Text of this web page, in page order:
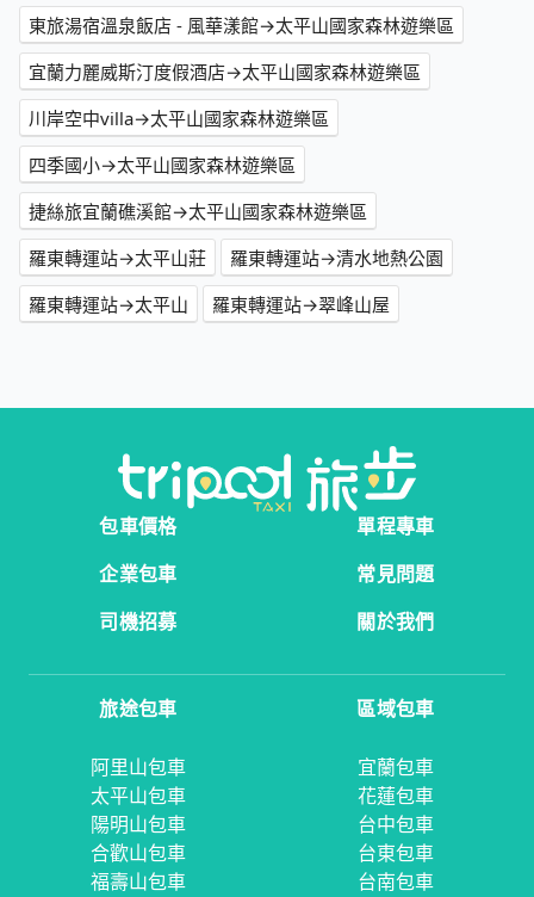
東旅湯宿溫泉飯店 - 風華漾館→太平山國家森林遊樂區
宜蘭力麗威斯汀度假酒店→太平山國家森林遊樂區
川岸空中villa→太平山國家森林遊樂區
四季國小→太平山國家森林遊樂區
捷絲旅宜蘭礁溪館→太平山國家森林遊樂區
羅東轉運站→太平山莊
羅東轉運站→清水地熱公園
羅東轉運站→太平山
羅東轉運站→翠峰山屋
包車價格
單程專車
企業包車
常見問題
司機招募
關於我們
旅途包車
阿里山包車
太平山包車
陽明山包車
合歡山包車
福壽山包車
區域包車
宜蘭包車
花蓮包車
台中包車
台東包車
台南包車